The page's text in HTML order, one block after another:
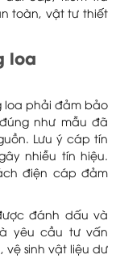
toàn, vật tư thiết
loa
loa phải đảm bảo
như mẫu đã
Lưu ý cáp tín
nhiễu tín hiệu.
điện cáp đảm
đánh dấu và
yêu cầu tư vấn
sinh vật liệu dư